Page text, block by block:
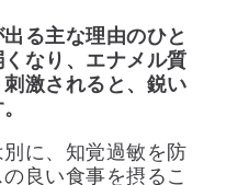
る主な理由のひと
なり、エナメル質
激されると、鋭い
に、知覚過敏を防
良い食事を摂るこ